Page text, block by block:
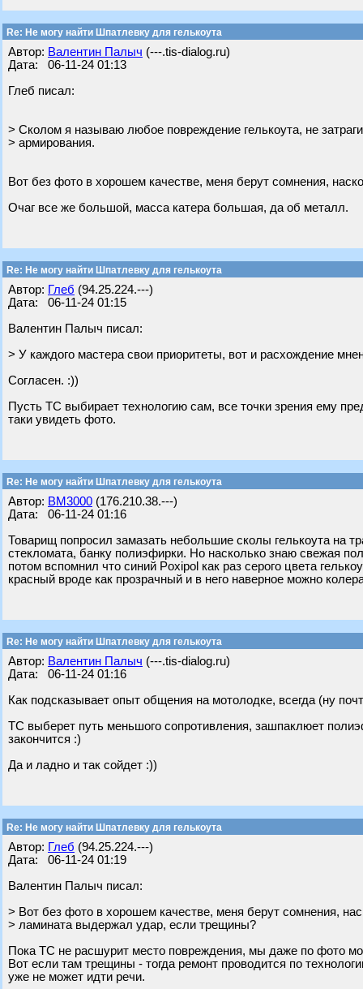
Re: Не могу найти Шпатлевку для гелькоута
Автор: Валентин Палыч (---.tis-dialog.ru)
Дата: 06-11-24 01:13
Глеб писал:
> Сколом я называю любое повреждение гелькоута, не
> армирования.
Вот без фото в хорошем качестве, меня берут сомнения,
Очаг все же большой, масса катера большая, да об металл.
Re: Не могу найти Шпатлевку для гелькоута
Автор: Глеб (94.25.224.---)
Дата: 06-11-24 01:15
Валентин Палыч писал:
> У каждого мастера свои приоритеты, вот и расхождение
Согласен. :))
Пусть ТС выбирает технологию сам, все точки зрения ему
таки увидеть фото.
Re: Не могу найти Шпатлевку для гелькоута
Автор: BM3000 (176.210.38.---)
Дата: 06-11-24 01:16
Товарищ попросил замазать небольшие сколы гелькоута на
стекломата, банку полиэфирки. Но насколько знаю свежая
потом вспомнил что синий Poxipol как раз серого цвета
красный вроде как прозрачный и в него наверное можно
Re: Не могу найти Шпатлевку для гелькоута
Автор: Валентин Палыч (---.tis-dialog.ru)
Дата: 06-11-24 01:16
Как подсказывает опыт общения на мотолодке, всегда (ну
ТС выберет путь меньшого сопротивления, зашпаклюет
закончится :)
Да и ладно и так сойдет :))
Re: Не могу найти Шпатлевку для гелькоута
Автор: Глеб (94.25.224.---)
Дата: 06-11-24 01:19
Валентин Палыч писал:
> Вот без фото в хорошем качестве, меня берут сомнения,
> ламината выдержал удар, если трещины?
Пока ТС не расшурит место повреждения, мы даже по фото
Вот если там трещины - тогда ремонт проводится по
уже не может идти речи.